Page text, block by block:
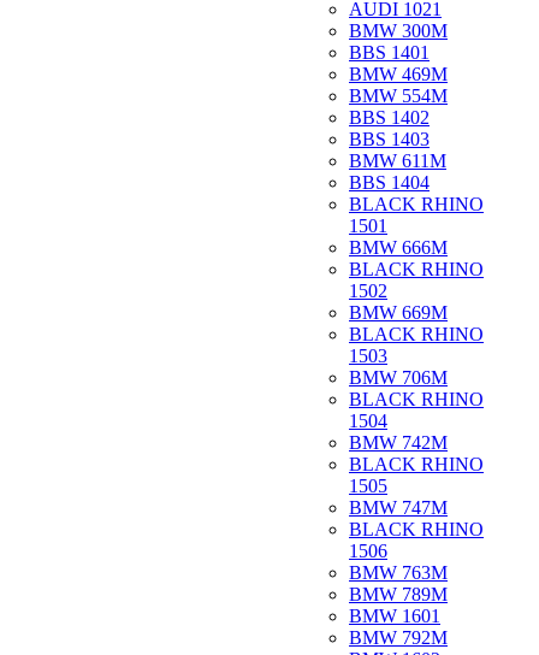
AUDI 1021
BMW 300M
BBS 1401
BMW 469M
BMW 554M
BBS 1402
BBS 1403
BMW 611M
BBS 1404
BLACK RHINO
1501
BMW 666M
BLACK RHINO
1502
BMW 669M
BLACK RHINO
1503
BMW 706M
BLACK RHINO
1504
BMW 742M
BLACK RHINO
1505
BMW 747M
BLACK RHINO
1506
BMW 763M
BMW 789M
BMW 1601
BMW 792M